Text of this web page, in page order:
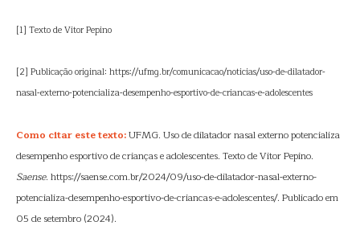
[1] Texto de Vitor Pepino
[2] Publicação original: https://ufmg.br/comunicacao/noticias/uso-de-dilatador-
nasal-externo-potencializa-desempenho-esportivo-de-criancas-e-adolescentes
Como citar este texto:UFMG. Uso de dilatador nasal externo potencializa
desempenho esportivo de crianças e adolescentes. Texto de Vitor Pepino.
Saense. https://saense.com.br/2024/09/uso-de-dilatador-nasal-externo-
potencializa-desempenho-esportivo-de-criancas-e-adolescentes/. Publicado em
05 de setembro (2024).